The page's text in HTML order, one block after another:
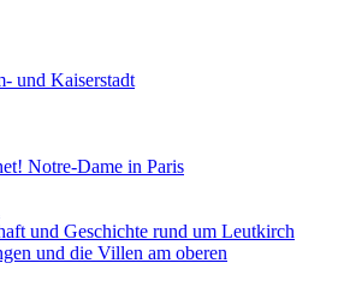
und Kaiserstadt
Notre-Dame in Paris
und Geschichte rund um Leutkirch
und die Villen am oberen